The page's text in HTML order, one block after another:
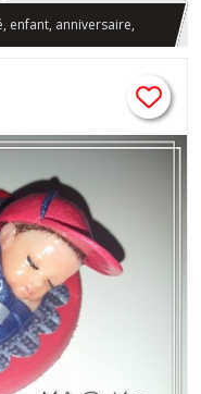
enfant, anniversaire,